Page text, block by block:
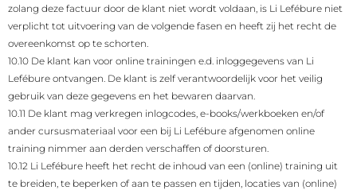
zolang deze factuur door de klant niet wordt voldaan, is Li Lefébure niet
verplicht tot uitvoering van de volgende fasen en heeft zij het recht de
overeenkomst op te schorten.
10.10 De klant kan voor online trainingen e.d. inloggegevens van Li
Lefébure ontvangen. De klant is zelf verantwoordelijk voor het veilig
gebruik van deze gegevens en het bewaren daarvan.
10.11 De klant mag verkregen inlogcodes, e-books/werkboeken en/of
ander cursusmateriaal voor een bij Li Lefébure afgenomen online
training nimmer aan derden verschaffen of doorsturen.
10.12 Li Lefébure heeft het recht de inhoud van een (online) training uit
te breiden, te beperken of aan te passen en tijden, locaties van (online)